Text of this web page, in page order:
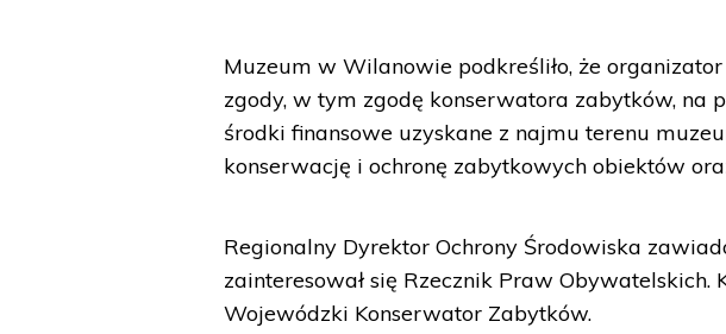
Muzeum w Wilanowie podkreśliło, że
zgody, w tym zgodę konserwatora zabytków, na
środki finansowe uzyskane z najmu terenu
konserwację i ochronę zabytkowych obiektów
Regionalny Dyrektor Ochrony Środowiska
zainteresował się Rzecznik Praw
Wojewódzki Konserwator Zabytków.